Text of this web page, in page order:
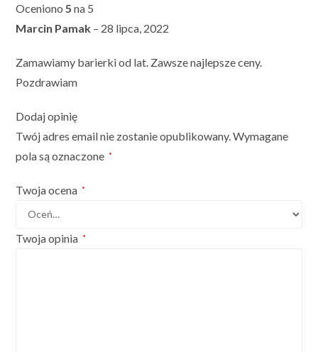
Oceniono 5 na 5
Marcin Pamak – 28 lipca, 2022
Zamawiamy barierki od lat. Zawsze najlepsze ceny.
Pozdrawiam
Dodaj opinię
Twój adres email nie zostanie opublikowany. Wymagane
pola są oznaczone *
Twoja ocena *
Twoja opinia *